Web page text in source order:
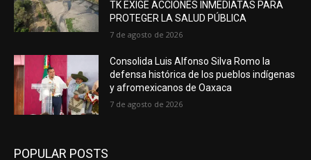
TK EXIGE ACCIONES INMEDIATAS PARA
PROTEGER LA SALUD PÚBLICA
7 de agosto de 2026
Consolida Luis Alfonso Silva Romo la
defensa histórica de los pueblos indígenas
y afromexicanos de Oaxaca
7 de agosto de 2026
POPULAR POSTS